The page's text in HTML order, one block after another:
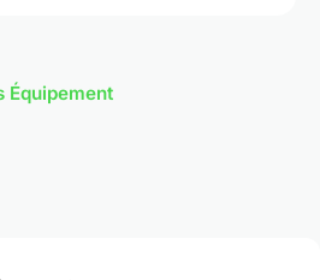
Équipement